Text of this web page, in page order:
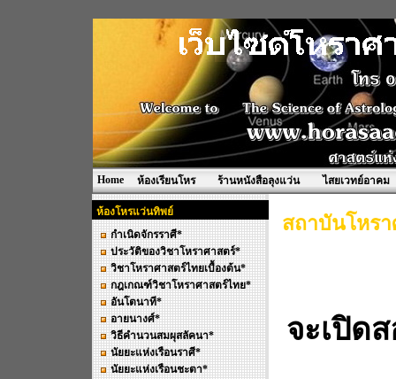
Home ห้องเรียนโหร ร้านหนังสือลุงแว่น ไสยเวทย์อาคม
ห้องโหรแว่นทิพย์
กำเนิดจักรราศี*
ประวัติของวิชาโหราศาสตร์*
วิชาโหราศาสตร์ไทยเบื้องต้น*
กฎเกณฑ์วิชาโหราศาสตร์ไทย*
อันโตนาที*
อายนางศ์*
วิธีคำนวนสมผุสลัคนา*
นัยยะแห่งเรือนราศี*
นัยยะแห่งเรือนชะตา*
สถาบันโหร
จะเปิด